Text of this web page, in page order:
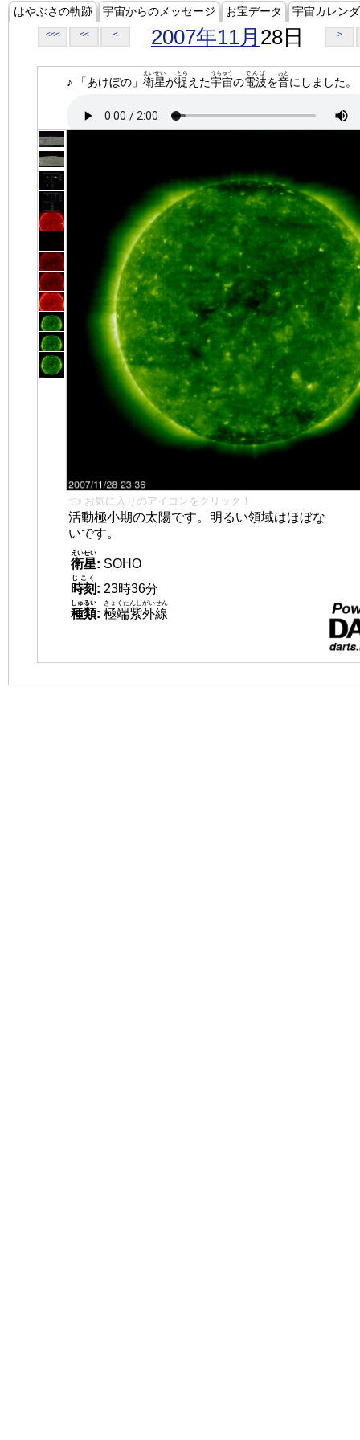
はやぶさの軌跡 宇宙からのメッセージ お宝データ 宇宙カレン
<<< << < 2007年11月 28日 >
♪ 「あけぼの」 衛星
えいせい
が捉
とら
えた宇宙
うちゅう
の電波
でんぱ
を音
おと
にしました。
👈 お気に入りのアイコンをクリック！
活動極小期の太陽です。明るい領域はほぼな
いです。
衛星
えいせい
: SOHO
時刻
じこく
: 23時36分
種類
しゅるい
: 極端紫外線
きょくたんしがいせん